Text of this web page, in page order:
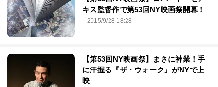
キス監督作で第53回NY映画祭開幕！
2015/9/28 18:28
【第53回NY映画祭】まさに神業！手
に汗握る『ザ・ウォーク』がNYで上
映